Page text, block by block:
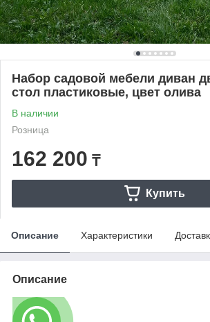
Набор садовой мебели диван
стол пластиковые, цвет олива
В наличии
Розница
162 200 ₸
Купить
Описание Характеристики
Описание